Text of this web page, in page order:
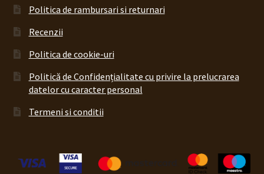
Politica de rambursari si returnari
Recenzii
Politica de cookie-uri
Politică de Confidențialitate cu privire la prelucrarea
datelor cu caracter personal
Termeni si conditii